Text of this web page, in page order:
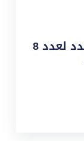
DRC-8ML/RF-كاميرا بوابة متعدد لعدد 8